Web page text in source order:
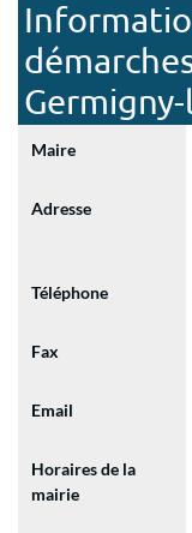
Maire
Adresse
Téléphone
Fax
Email
Horaires de la
mairie